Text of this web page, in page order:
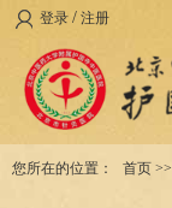
登录 / 注册
您所在的位置： 首页 >>